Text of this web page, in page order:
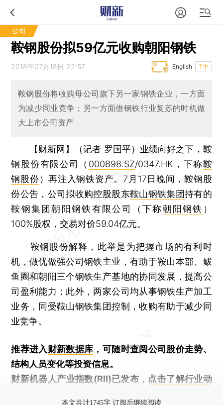
公司
鞍钢股份拟59亿元收购朝阳钢铁
2018年07月18日 22:57 T中
English
鞍钢股份将收购母公司旗下另一家钢铁企业，一方面
为减少同业竞争；另一方面借钢铁行业复苏的时机做
大上市公司资产
【财新网】（记者 罗国平） 业绩向好之下，鞍
钢股份有限公司（ 000898.SZ/0347.HK，下称鞍
钢股份）再注入钢铁资产。7月17日晚间，鞍钢股
份公告，公司拟收购控股股东鞍山钢铁集团持有的
鞍钢集团朝阳钢铁有限公司（下称朝阳钢铁 ）
100%股权，交易对价59.04亿元。
鞍钢股份解释，此举是为把握市场的有利时
机，做优做强公司钢铁主业，有助于鞍山本部、鲅
鱼圈和朝阳三个钢铁生产基地的协同发展，提高公
司盈利能力；此外，两家公司均从事钢铁生产加工
业务，同受鞍山钢铁集团控制，收购有助于减少同
业竞争。
推荐进入财新数据库 ，可随时查阅公司股价走势、
结构人员变化等投资信息。
财新机器人产业指数(RII)已发布， 点击了解行业动
本文共计1745字 订阅后继续阅读